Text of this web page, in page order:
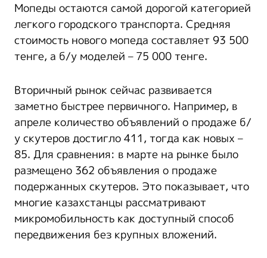
Мопеды остаются самой дорогой категорией
легкого городского транспорта. Средняя
стоимость нового мопеда составляет 93 500
тенге, а б/у моделей – 75 000 тенге.
Вторичный рынок сейчас развивается
заметно быстрее первичного. Например, в
апреле количество объявлений о продаже б/
у скутеров достигло 411, тогда как новых –
85. Для сравнения: в марте на рынке было
размещено 362 объявления о продаже
подержанных скутеров. Это показывает, что
многие казахстанцы рассматривают
микромобильность как доступный способ
передвижения без крупных вложений.